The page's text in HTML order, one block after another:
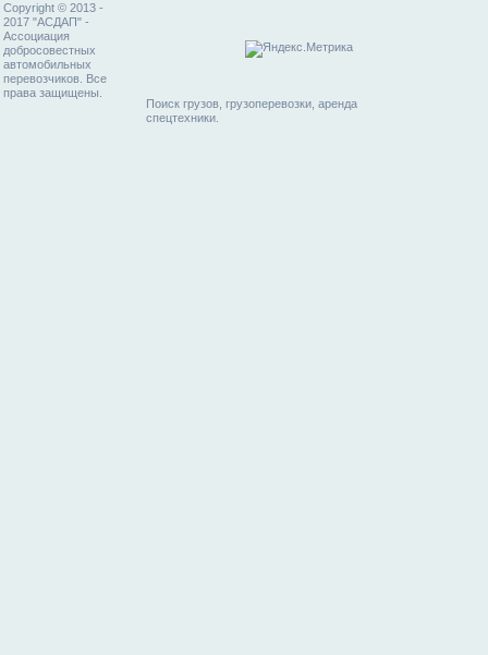
Copyright © 2013 -
2017 "АСДАП" -
Ассоциация
добросовестных
автомобильных
перевозчиков. Все
права защищены.
Поиск грузов, грузоперевозки, аренда
спецтехники.